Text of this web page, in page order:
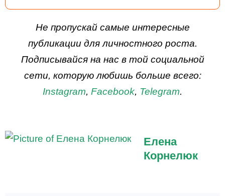
Не пропускай самые интересные
публикации для личностного роста.
Подписывайся на нас в той социальной
сети, которую любишь больше всего:
Instagram, Facebook, Telegram.
Елена
Корнелюк